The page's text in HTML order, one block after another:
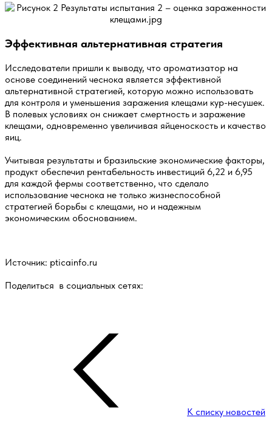
Эффективная альтернативная стратегия
Исследователи пришли к выводу, что ароматизатор на
основе соединений чеснока является эффективной
альтернативной стратегией, которую можно использовать
для контроля и уменьшения заражения клещами кур-несушек.
В полевых условиях он снижает смертность и заражение
клещами, одновременно увеличивая яйценоскость и качество
яиц.
Учитывая результаты и бразильские экономические факторы,
продукт обеспечил рентабельность инвестиций 6,22 и 6,95
для каждой фермы соответственно, что сделало
использование чеснока не только жизнеспособной
стратегией борьбы с клещами, но и надежным
экономическим обоснованием.
Источник: pticainfo.ru
Поделиться в социальных сетях:
К списку новостей